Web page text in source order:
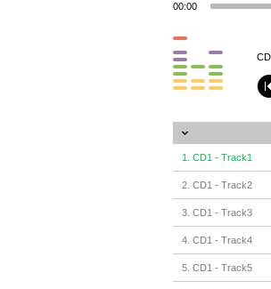
00:00
1. CD1 - Track1
2. CD1 - Track2
3. CD1 - Track3
4. CD1 - Track4
5. CD1 - Track5